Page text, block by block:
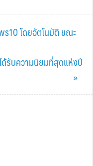
โดยอัตโนมัติ ขณะ
รับความนิยมที่สุดแห่งปี
»